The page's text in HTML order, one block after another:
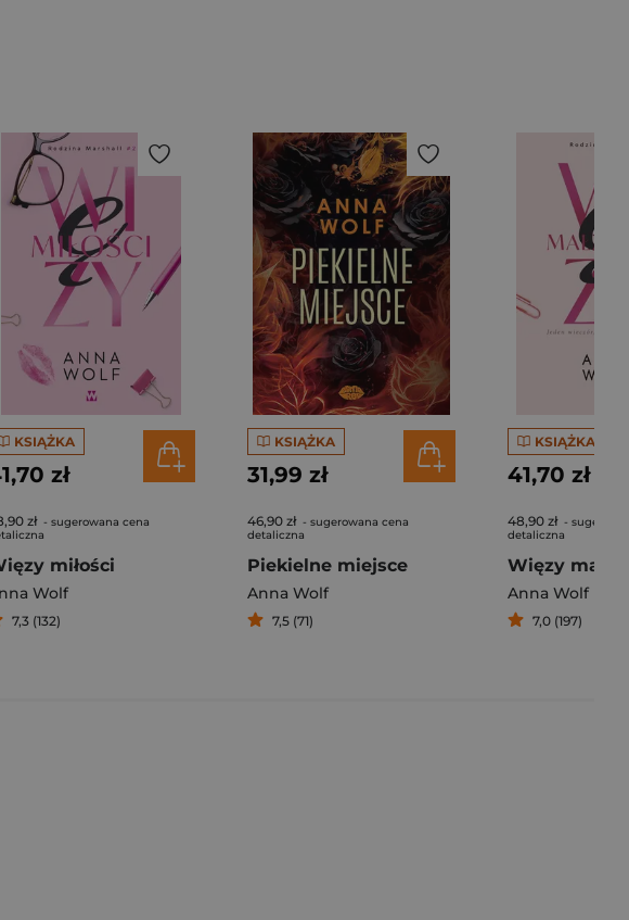
KSIĄŻKA
zł
zł - sugerowana cena
miłości
Wolf
7,3 (132)
KSIĄŻKA
31,99 zł
46,90 zł - sugerowana cena
detaliczna
Piekielne miejsce
Anna Wolf
7,5 (71)
KSIĄŻKA
41,70 zł
48,90 zł -
detaliczna
Więzy
Anna Wolf
7,0 (197)